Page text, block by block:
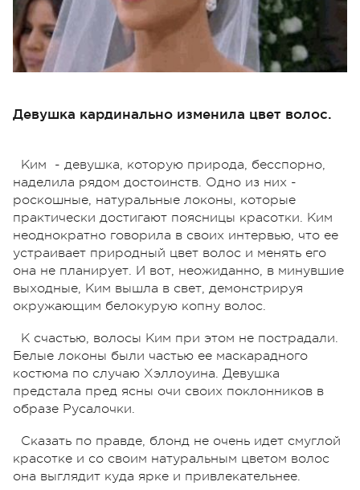
Девушка кардинально изменила цвет волос.
Ким - девушка, которую природа, бесспорно,
наделила рядом достоинств. Одно из них -
роскошные, натуральные локоны, которые
практически достигают поясницы красотки. Ким
неоднократно говорила в своих интервью, что ее
устраивает природный цвет волос и менять его
она не планирует. И вот, неожиданно, в минувшие
выходные, Ким вышла в свет, демонстрируя
окружающим белокурую копну волос.
К счастью, волосы Ким при этом не пострадали.
Белые локоны были частью ее маскарадного
костюма по случаю Хэллоуина. Девушка
предстала пред ясны очи своих поклонников в
образе Русалочки.
Сказать по правде, блонд не очень идет смуглой
красотке и со своим натуральным цветом волос
она выглядит куда ярке и привлекательнее.